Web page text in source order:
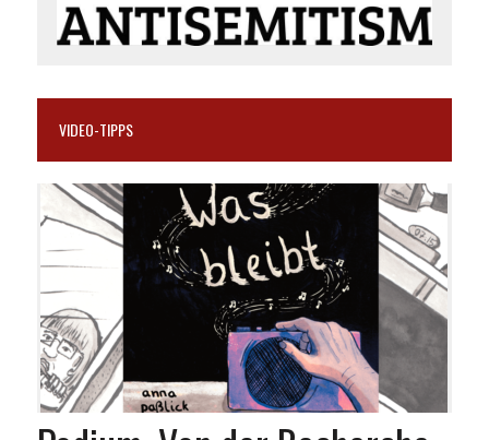
VIDEO-TIPPS